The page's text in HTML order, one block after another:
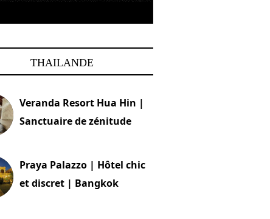
THAILANDE
Veranda Resort Hua Hin |
Sanctuaire de zénitude
Praya Palazzo | Hôtel chic
et discret | Bangkok